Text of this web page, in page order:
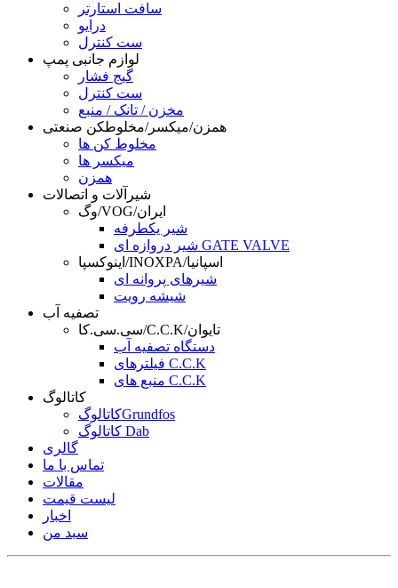
سافت استارتر
درایو
ست کنترل
لوازم جانبی پمپ
گیج فشار
ست کنترل
مخزن / تانک / منبع
همزن/میکسر/مخلوطکن صنعتی
مخلوط کن ها
میکسر ها
همزن
شیرآلات و اتصالات
وگ/VOG/ایران
شیر یکطرفه
شیر دروازه ای GATE VALVE
اینوکسپا/INOXPA/اسپانیا
شیرهای پروانه ای
شیشه رویت
تصفیه آب
سی.سی.کا/C.C.K/تایوان
دستگاه تصفیه آب
فیلترهای C.C.K
منبع های C.C.K
کاتالوگ
کاتالوگGrundfos
کاتالوگ Dab
گالری
تماس با ما
مقالات
لیست قیمت
اخبار
سبد من